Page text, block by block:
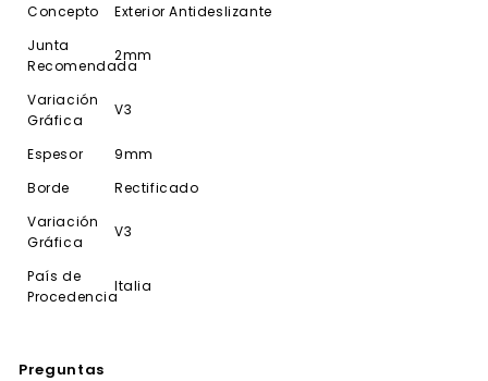
Concepto
Exterior Antideslizante
Junta
Recomendada
2mm
Variación
Gráfica
V3
Espesor
9mm
Borde
Rectificado
Variación
Gráfica
V3
País de
Procedencia
Italia
Preguntas